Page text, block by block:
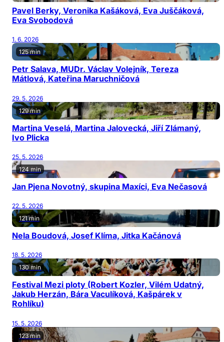
Pavel Berky, Veronika Kašáková, Eva Juščáková,
Eva Svobodová
1. 6. 2026
125 min
Petr Salava, MUDr. Václav Volejník, Tereza
Mátlová, Kateřina Maruchničová
29. 5. 2026
129 min
Martina Veselá, Martina Jalovecká, Jiří Zlámaný,
Ivo Plicka
25. 5. 2026
124 min
Jan Pjena Novotný, skupina Maxíci, Eva Nečasová
22. 5. 2026
121 min
Nela Boudová, Josef Klíma, Jitka Kačánová
18. 5. 2026
130 min
Festival Mezi ploty (Robert Kozler, Vilém Udatný,
Jakub Herzán, Bára Vaculíková, Kašpárek v
Rohlíku)
15. 5. 2026
123 min